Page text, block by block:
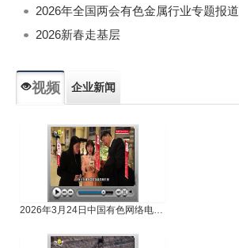
2026年全国两会有色金属行业专题报道
2026新春走基层
视频 企业新闻
2026年3月24日中国有色网络电视新闻